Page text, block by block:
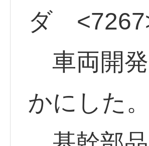
ダ
車両開発
かにした。